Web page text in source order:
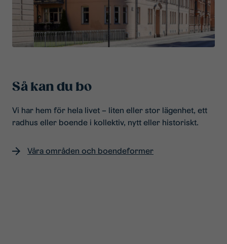
Så kan du bo
Vi har hem för hela livet – liten eller stor lägenhet, ett
radhus eller boende i kollektiv, nytt eller historiskt.
Våra områden och boendeformer